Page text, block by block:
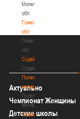
Могилевская
обл
Гомельская
обл
Гомельская
обл
Судейство
Судейство
Полезные
материалы
Полезные
материалы
Судьи
Актуально
Чемпионат Женщины
Детские школы